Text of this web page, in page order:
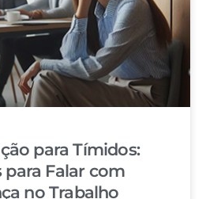
para Tímidos:
para Falar com
no Trabalho